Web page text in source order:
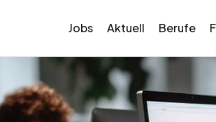
Jobs Aktuell Berufe